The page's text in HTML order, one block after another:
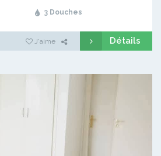
3 Douches
J'aime Détails